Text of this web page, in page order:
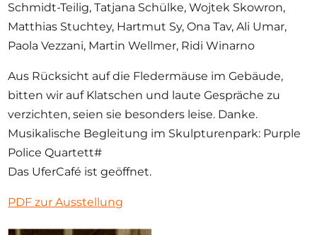
Schmidt-Teilig, Tatjana Schülke, Wojtek Skowron,
Matthias Stuchtey, Hartmut Sy, Ona Tav, Ali Umar,
Paola Vezzani, Martin Wellmer, Ridi Winarno
Aus Rücksicht auf die Fledermäuse im Gebäude,
bitten wir aufKlatschen und laute Gespräche zu
verzichten, seien sie besonders leise. Danke.
Musikalische Begleitung im Skulpturenpark: Purple
Police Quartett#
Das UferCafé ist geöffnet.
PDF zur Ausstellung